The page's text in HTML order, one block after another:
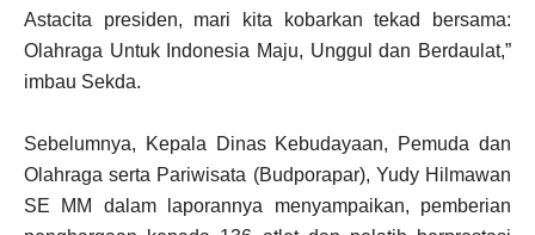
Astacita presiden, mari kita kobarkan tekad bersama:
Olahraga Untuk Indonesia Maju, Unggul dan Berdaulat,”
imbau Sekda.
Sebelumnya, Kepala Dinas Kebudayaan, Pemuda dan
Olahraga serta Pariwisata (Budporapar), Yudy Hilmawan
SE MM dalam laporannya menyampaikan, pemberian